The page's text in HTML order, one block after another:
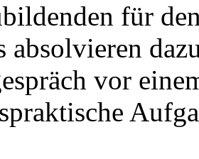
für
absolvieren
vor